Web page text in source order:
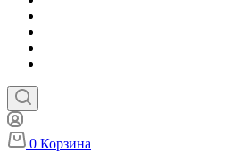
0 Корзина